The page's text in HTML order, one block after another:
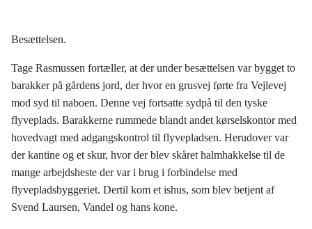
Besættelsen.
Tage Rasmussen fortæller, at der under besættelsen var bygget to
barakker på gårdens jord, der hvor en grusvej førte fra Vejlevej
mod syd til naboen. Denne vej fortsatte sydpå til den tyske
flyveplads. Barakkerne rummede blandt andet kørselskontor med
hovedvagt med adgangskontrol til flyvepladsen. Herudover var
der kantine og et skur, hvor der blev skåret halmhakkelse til de
mange arbejdsheste der var i brug i forbindelse med
flyvepladsbyggeriet. Dertil kom et ishus, som blev betjent af
Svend Laursen, Vandel og hans kone.